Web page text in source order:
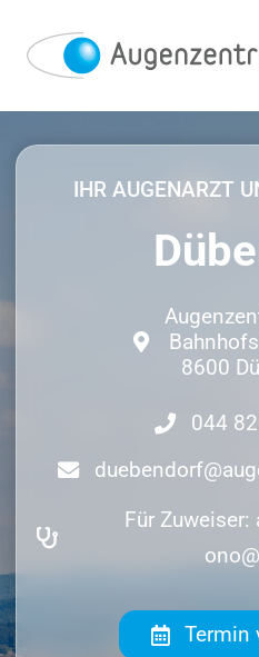
content
IHR AUGENARZT
8600
044
Für Zuweiser:
Termin